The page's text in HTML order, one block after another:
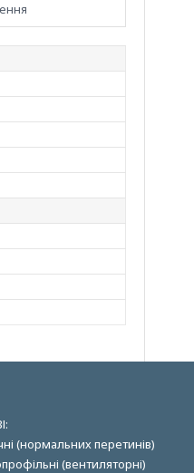
(нормальних перетинів)
(вентиляторні)